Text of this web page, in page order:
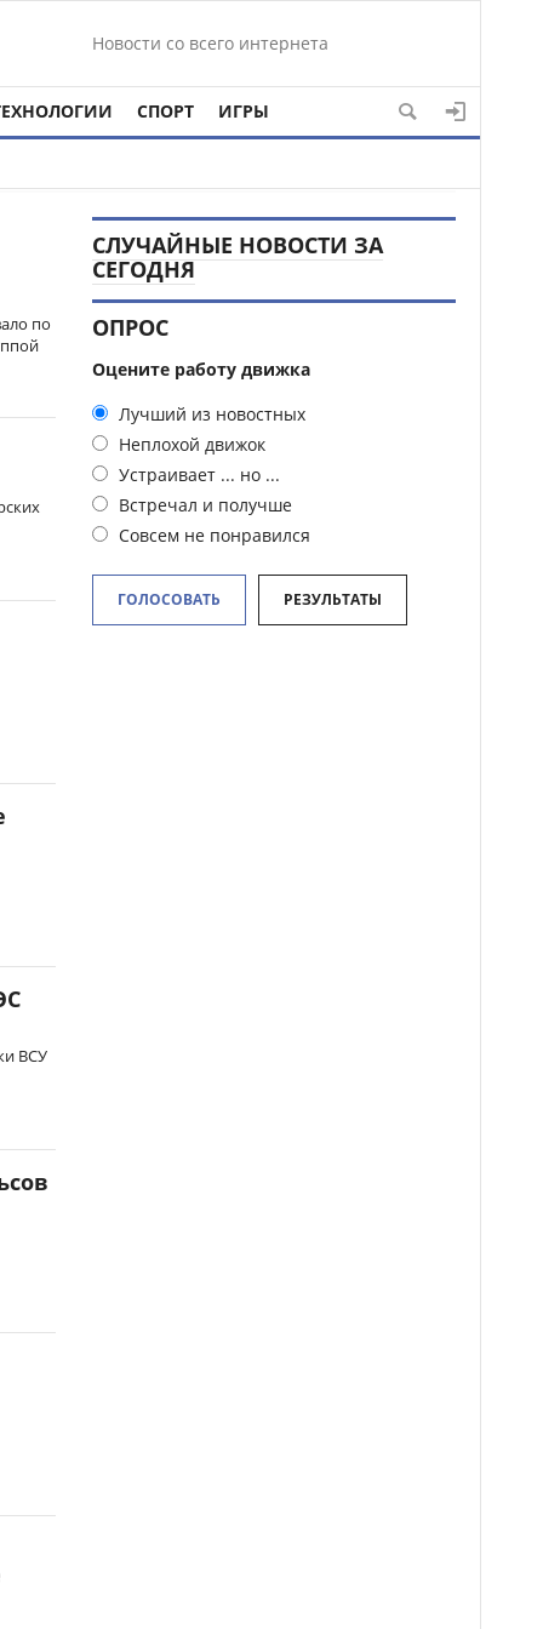
Новости со всего интернета
СПОРТ ИГРЫ
по
ВСУ
СЛУЧАЙНЫЕ НОВОСТИ ЗА
СЕГОДНЯ
ОПРОС
Оцените работу движка
Лучший из новостных
Неплохой движок
Устраивает ... но ...
Встречал и получше
Совсем не понравился
ГОЛОСОВАТЬ РЕЗУЛЬТАТЫ